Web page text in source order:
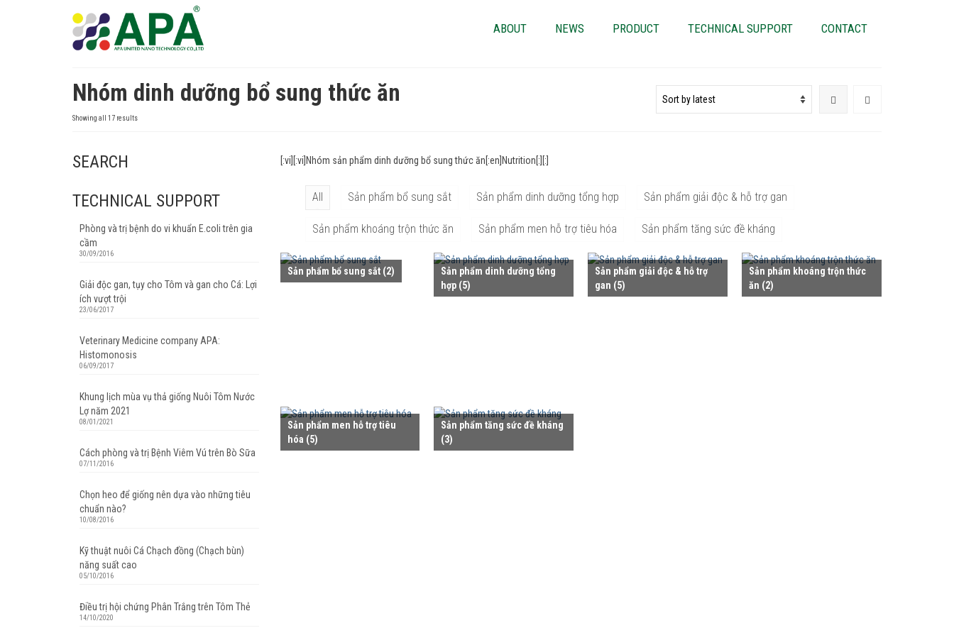
ABOUT NEWS PRODUCT TECHNICAL SUPPORT CONTACT
Nhóm dinh dưỡng bổ sung thức ăn
Showing all 17 resultsSorted
[:vi][:vi]Nhóm sản phẩm dinh dưỡng bổ sung thức ăn[:en]Nutrition[:][:]
All Sản phẩm bổ sung sắt Sản phẩm dinh dưỡng tổng hợp Sản phẩm giải độc & hỗ trợ gan
Sản phẩm khoáng trộn thức ăn Sản phẩm men hỗ trợ tiêu hóa Sản phẩm tăng sức đề kháng
Sản phẩm bổ sung sắt (2)
Sản phẩm dinh dưỡng tổng
hợp (5)
Sản phẩm giải độc & hỗ trợ
gan (5)
Sản phẩm khoáng trộn thức
ăn (2)
Sản phẩm men hỗ trợ tiêu
hóa (5)
Sản phẩm tăng sức đề kháng
(3)
SEARCH
TECHNICAL SUPPORT
Phòng và trị bệnh do vi khuẩn E.coli trên gia
cầm
30/09/2016
Giải độc gan, tụy cho Tôm và gan cho Cá: Lợi
ích vượt trội
23/06/2017
Veterinary Medicine company APA:
Histomonosis
06/09/2017
Khung lịch mùa vụ thả giống Nuôi Tôm Nước
Lợ năm 2021
08/01/2021
Cách phòng và trị Bệnh Viêm Vú trên Bò Sữa
07/11/2016
Chọn heo để giống nên dựa vào những tiêu
chuẩn nào?
10/08/2016
Kỹ thuật nuôi Cá Chạch đồng (Chạch bùn)
năng suất cao
05/10/2016
Điều trị hội chứng Phân Trắng trên Tôm Thẻ
14/10/2020